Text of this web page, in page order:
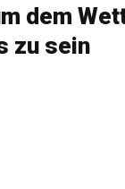
dem
zu sein